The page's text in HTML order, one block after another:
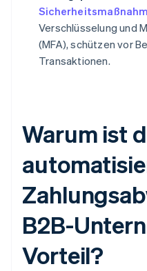
Verschlüsselung und
(MFA), schützen vor
Transaktionen.
Warum ist
B2B-
Vorteil?